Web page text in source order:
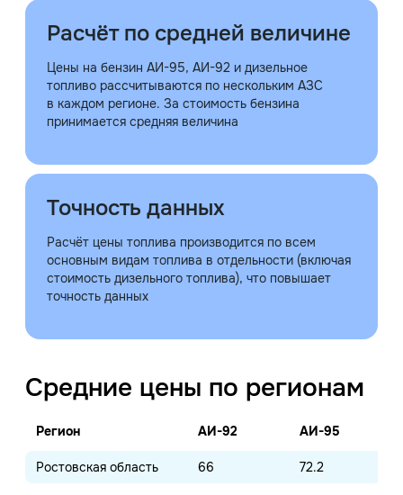
Расчёт по средней величине
Цены на бензин АИ-95, АИ-92 и дизельное
топливо рассчитываются по нескольким АЗС
в каждом регионе. За стоимость бензина
принимается средняя величина
Точность данных
Расчёт цены топлива производится по всем
основным видам топлива в отдельности (включая
стоимость дизельного топлива), что повышает
точность данных
Средние цены по регионам
Регион АИ-92 АИ-95
Ростовская область 66 72.2